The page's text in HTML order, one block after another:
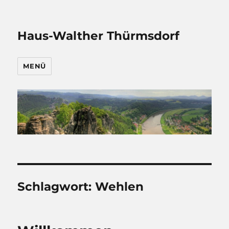
Haus-Walther Thürmsdorf
MENÜ
Schlagwort:Wehlen